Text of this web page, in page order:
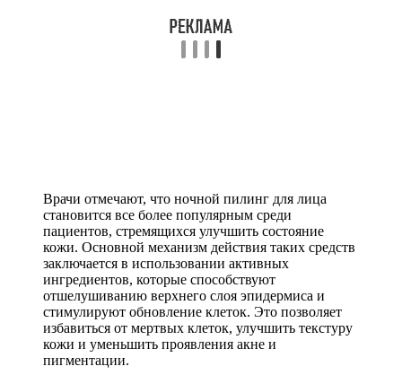
Врачи отмечают, что ночной пилинг для лица
становится все более популярным среди
пациентов, стремящихся улучшить состояние
кожи. Основной механизм действия таких средств
заключается в использовании активных
ингредиентов, которые способствуют
отшелушиванию верхнего слоя эпидермиса и
стимулируют обновление клеток. Это позволяет
избавиться от мертвых клеток, улучшить текстуру
кожи и уменьшить проявления акне и
пигментации.